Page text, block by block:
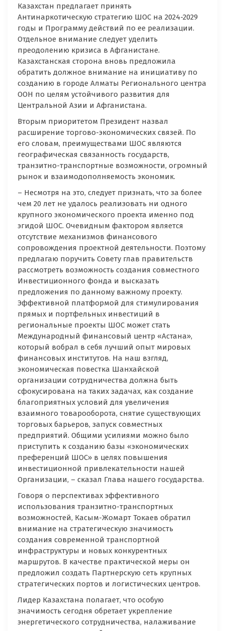
Казахстан предлагает принять
Антинаркотическую стратегию ШОС на 2024-2029
годы и Программу действий по ее реализации.
Отдельное внимание следует уделить
преодолению кризиса в Афганистане.
Казахстанская сторона вновь предложила
обратить должное внимание на инициативу по
созданию в городе Алматы Регионального центра
ООН по целям устойчивого развития для
Центральной Азии и Афганистана.
Вторым приоритетом Президент назвал
расширение торгово-экономических связей. По
его словам, преимуществами ШОС являются
географическая связанность государств,
транзитно-транспортные возможности, огромный
рынок и взаимодополняемость экономик.
– Несмотря на это, следует признать, что за более
чем 20 лет не удалось реализовать ни одного
крупного экономического проекта именно под
эгидой ШОС. Очевидным фактором является
отсутствие механизмов финансового
сопровождения проектной деятельности. Поэтому
предлагаю поручить Совету глав правительств
рассмотреть возможность создания совместного
Инвестиционного фонда и высказать
предложения по данному важному проекту.
Эффективной платформой для стимулирования
прямых и портфельных инвестиций в
региональные проекты ШОС может стать
Международный финансовый центр «Астана»,
который вобрал в себя лучший опыт мировых
финансовых институтов. На наш взгляд,
экономическая повестка Шанхайской
организации сотрудничества должна быть
сфокусирована на таких задачах, как создание
благоприятных условий для увеличения
взаимного товарооборота, снятие существующих
торговых барьеров, запуск совместных
предприятий. Общими усилиями можно было
приступить к созданию базы «экономических
преференций ШОС» в целях повышения
инвестиционной привлекательности нашей
Организации, – сказал Глава нашего государства.
Говоря о перспективах эффективного
использования транзитно-транспортных
возможностей, Касым-Жомарт Токаев обратил
внимание на стратегическую значимость
создания современной транспортной
инфраструктуры и новых конкурентных
маршрутов. В качестве практической меры он
предложил создать Партнерскую сеть крупных
стратегических портов и логистических центров.
Лидер Казахстана полагает, что особую
значимость сегодня обретает укрепление
энергетического сотрудничества, налаживание